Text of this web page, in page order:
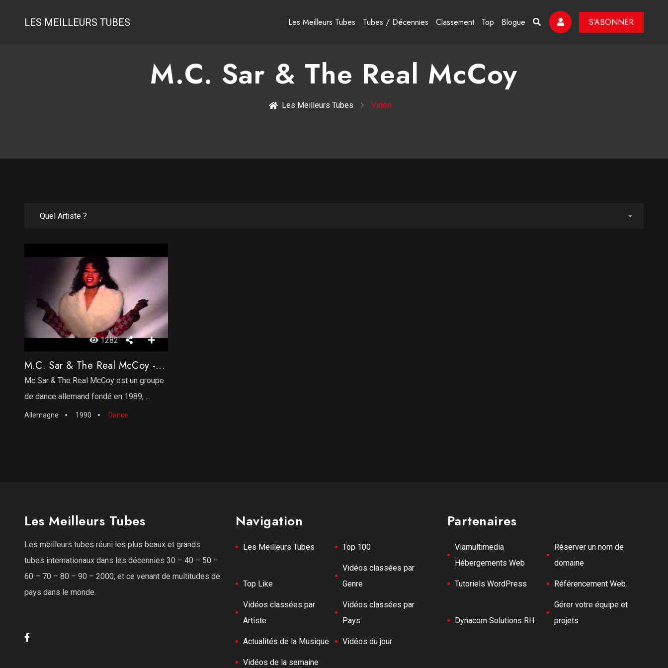
LES MEILLEURS TUBES Les Meilleurs Tubes Tubes / Décennies Classement Top Blogue S’ABONNER
M.C. Sar & The Real McCoy
Les Meilleurs Tubes Vidéo
1282
M.C. Sar & The Real McCoy ‎- It’s On You
Mc Sar & The Real McCoy est un groupe
de dance allemand fondé en 1989, ...
Allemagne 1990 Dance
Les Meilleurs Tubes
Les meilleurs tubes réuni les plus beaux et grands
tubes internationaux dans les décennies 30 – 40 – 50 –
60 – 70 – 80 – 90 – 2000, et ce venant de multitudes de
pays dans le monde.
Navigation
Les Meilleurs Tubes Top 100
Top Like
Vidéos classées par
Genre
Vidéos classées par
Artiste
Vidéos classées par
Pays
Actualités de la Musique Vidéos du jour
Vidéos de la semaine
Partenaires
Viamultimedia
Hébergements Web
Réserver un nom de
domaine
Tutoriels WordPress Référencement Web
Dynacom Solutions RH
Gérer votre équipe et
projets